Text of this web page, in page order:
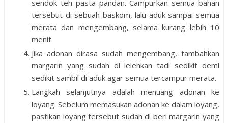
sendok teh pasta pandan. Campurkan semua bahan
tersebut di sebuah baskom, lalu aduk sampai semua
merata dan mengembang, selama kurang lebih 10
menit.
Jika adonan dirasa sudah mengembang, tambahkan
margarin yang sudah di lelehkan tadi sedikit demi
sedikit sambil di aduk agar semua tercampur merata.
Langkah selanjutnya adalah menuang adonan ke
loyang. Sebelum memasukan adonan ke dalam loyang,
pastikan loyang tersebut sudah di beri margarin yang